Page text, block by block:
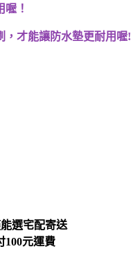
！
，才能讓防水墊更耐用喔!
選宅配寄送
100元運費